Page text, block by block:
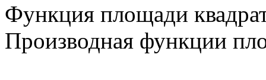
Функция площади
Производная функции